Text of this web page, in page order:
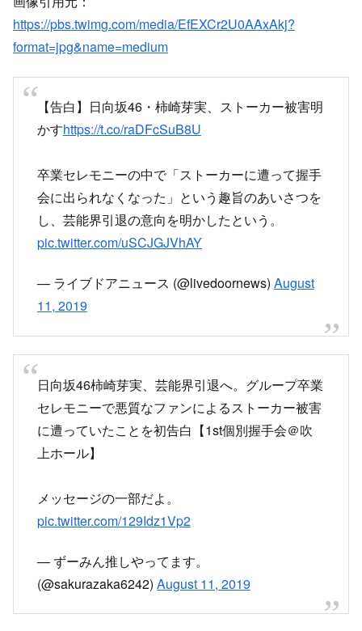
https://pbs.twimg.com/media/EfEXCr2U0AAxAkj?
format=jpg&name=medium
【告白】日向坂46・柿崎芽実、ストーカー被害明
かすhttps://t.co/raDFcSuB8U
卒業セレモニーの中で「ストーカーに遭って握手
会に出られなくなった」という趣旨のあいさつを
し、芸能界引退の意向を明かしたという。
pic.twitter.com/uSCJGJVhAY
— ライブドアニュース (@livedoornews) August
11, 2019
日向坂46柿崎芽実、芸能界引退へ。グループ卒業
セレモニーで悪質なファンによるストーカー被害
に遭っていたことを初告白【1st個別握手会＠吹
上ホール】
メッセージの一部だよ。
pic.twitter.com/129Idz1Vp2
— ずーみん推しやってます。
(@sakurazaka6242) August 11, 2019